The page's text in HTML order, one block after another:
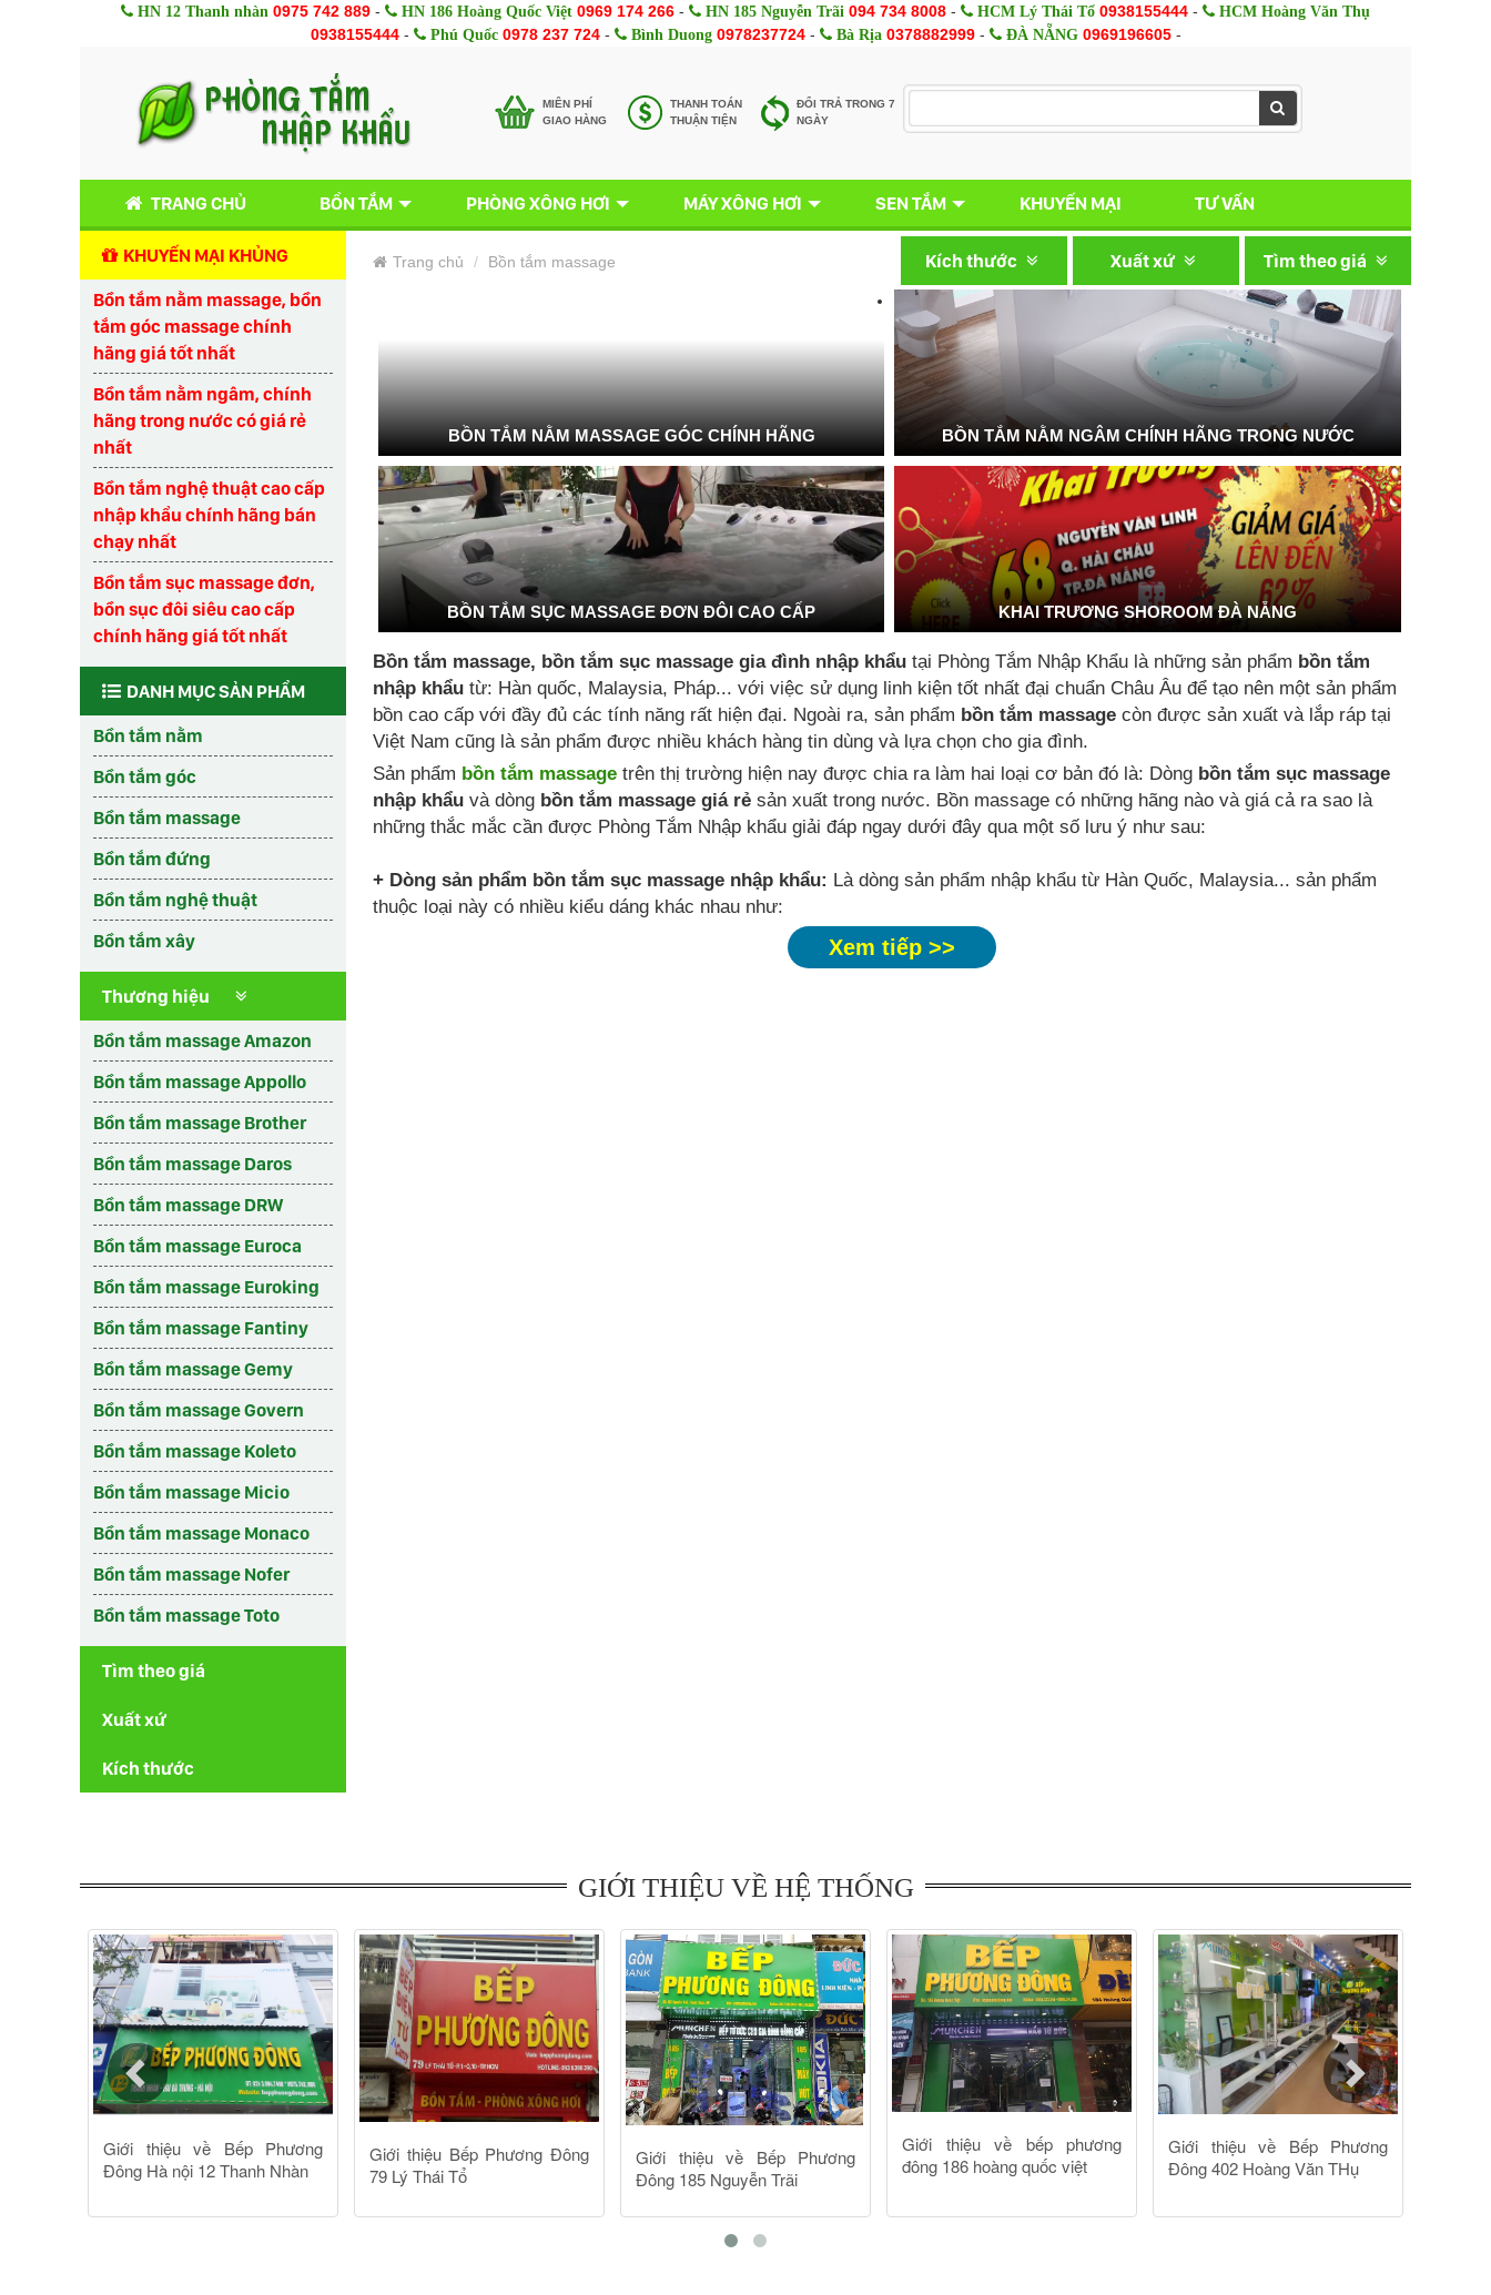
HN 12 Thanh nhàn 0975 742 889 - HN 186 Hoàng Quốc Việt 0969 174 266 - HN 185 Nguyễn Trãi 094 734 8008 - HCM Lý Thái Tổ 0938155444 - HCM Hoàng Văn Thụ
0938155444- Phú Quốc 0978 237 724- Bình Duong 0978237724- Bà Rịa 0378882999- ĐÀ NẴNG 0969196605-
MIÊN PHÍ
GIAO HÀNG
THANH TOÁN
THUẬN TIỆN
ĐỔI TRẢ TRONG 7
NGÀY
TRANG CHỦ BỒN TẮM PHÒNG XÔNG HƠI MÁY XÔNG HƠI SEN TẮM KHUYẾN MẠI TƯ VẤN
KHUYẾN MẠI KHỦNG
Bồn tắm nằm massage, bồn
tắm góc massage chính
hãng giá tốt nhất
Bồn tắm nằm ngâm, chính
hãng trong nước có giá rẻ
nhất
Bồn tắm nghệ thuật cao cấp
nhập khẩu chính hãng bán
chạy nhất
Bồn tắm sục massage đơn,
bồn sục đôi siêu cao cấp
chính hãng giá tốt nhất
DANH MỤC SẢN PHẨM
Bồn tắm nằm
Bồn tắm góc
Bồn tắm massage
Bồn tắm đứng
Bồn tắm nghệ thuật
Bồn tắm xây
Thương hiệu
Bồn tắm massage Amazon
Bồn tắm massage Appollo
Bồn tắm massage Brother
Bồn tắm massage Daros
Bồn tắm massage DRW
Bồn tắm massage Euroca
Bồn tắm massage Euroking
Bồn tắm massage Fantiny
Bồn tắm massage Gemy
Bồn tắm massage Govern
Bồn tắm massage Koleto
Bồn tắm massage Micio
Bồn tắm massage Monaco
Bồn tắm massage Nofer
Bồn tắm massage Toto
Tìm theo giá
Xuất xứ
Kích thước
Trang chủ Bồn tắm massage Tìm theo giá
Xuất xứ
Kích thước
BỒN TẮM NẰM MASSAGE GÓC CHÍNH HÃNG BỒN TẮM NẰM NGÂM CHÍNH HÃNG TRONG NƯỚC
BỒN TẮM SỤC MASSAGE ĐƠN ĐÔI CAO CẤP KHAI TRƯƠNG SHOROOM ĐÀ NẴNG
Bồn tắm massage, bồn tắm sục massage gia đình nhập khẩu tại Phòng Tắm Nhập Khẩu là những sản phẩm bồn tắm
nhập khẩu từ: Hàn quốc, Malaysia, Pháp... với việc sử dụng linh kiện tốt nhất đại chuẩn Châu Âu để tạo nên một sản phẩm
bồn cao cấp với đầy đủ các tính năng rất hiện đại. Ngoài ra, sản phẩm bồn tắm massage còn được sản xuất và lắp ráp tại
Việt Nam cũng là sản phẩm được nhiều khách hàng tin dùng và lựa chọn cho gia đình.
Sản phẩm bồn tắm massage trên thị trường hiện nay được chia ra làm hai loại cơ bản đó là: Dòng bồn tắm sục massage
nhập khẩu và dòng bồn tắm massage giá rẻ sản xuất trong nước. Bồn massage có những hãng nào và giá cả ra sao là
những thắc mắc cần được Phòng Tắm Nhập khẩu giải đáp ngay dưới đây qua một số lưu ý như sau:
+ Dòng sản phẩm bồn tắm sục massage nhập khẩu: Là dòng sản phẩm nhập khẩu từ Hàn Quốc, Malaysia... sản phẩm
thuộc loại này có nhiều kiểu dáng khác nhau như:
Xem tiếp >>